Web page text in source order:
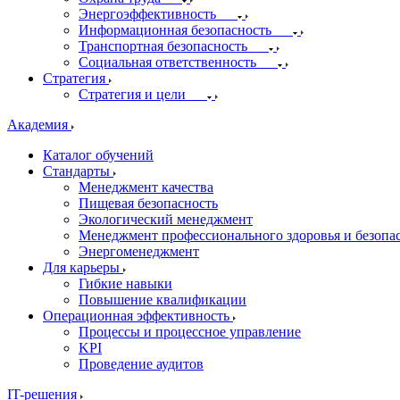
Энергоэффективность
Информационная безопасность
Транспортная безопасность
Социальная ответственность
Стратегия
Стратегия и цели
Академия
Каталог обучений
Стандарты
Менеджмент качества
Пищевая безопасность
Экологический менеджмент
Менеджмент профессионального здоровья и
Энергоменеджмент
Для карьеры
Гибкие навыки
Повышение квалификации
Операционная эффективность
Процессы и процессное управление
KPI
Проведение аудитов
IT-решения